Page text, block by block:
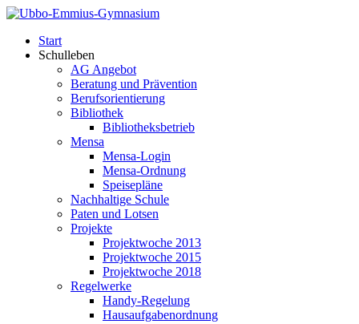
Start
Schulleben
AG Angebot
Beratung und Prävention
Berufsorientierung
Bibliothek
Bibliotheksbetrieb
Mensa
Mensa-Login
Mensa-Ordnung
Speisepläne
Nachhaltige Schule
Paten und Lotsen
Projekte
Projektwoche 2013
Projektwoche 2015
Projektwoche 2018
Regelwerke
Handy-Regelung
Hausaufgabenordnung